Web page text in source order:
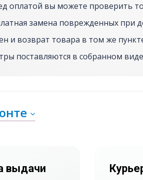
оплатой вы можете проверить
замена поврежденных при
и возврат товара в том же
поставляются в собранном виде
выдачи